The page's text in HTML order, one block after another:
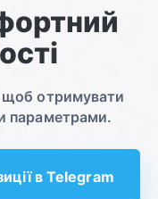
щоб отримувати
параметрами.
в Telegram